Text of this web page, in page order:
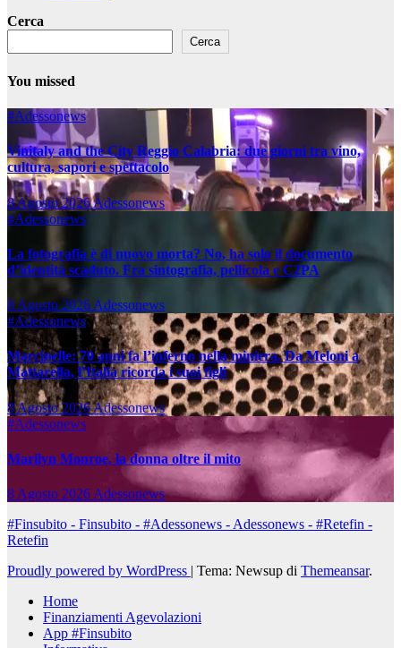
Cerca
Cerca
You missed
#Adessonews
Vinitaly and the City Reggio Calabria: due giorni tra vino,
cultura, sapori e spettacolo
8 Agosto 2026Adessonews
#Adessonews
La fotografia è di nuovo morta? No, ha solo il documento
d’identità scaduto. Fra sintografia, pellicola e C2PA
8 Agosto 2026 Adessonews
#Adessonews
Marcinelle: 70 anni fa l’inferno nella miniera. Da Meloni a
Mattarella, l’Italia ricorda i suoi figli
8 Agosto 2026Adessonews
#Adessonews
Marilyn Monroe, la donna oltre il mito
8 Agosto 2026 Adessonews
#Finsubito - Finsubito - #Adessonews - Adessonews - #Retefin -
Retefin
Proudly powered by WordPress | Tema: Newsup di Themeansar.
Home
Finanziamenti Agevolazioni
App #Finsubito